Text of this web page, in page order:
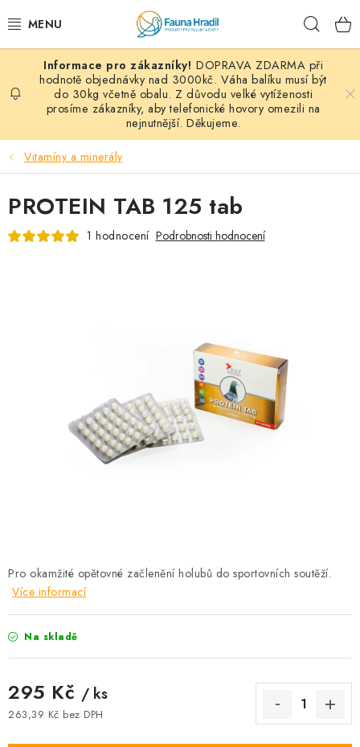
na
PAPOUŠCI A EXOTI
ZRNINY A OBILOVINY
MDM KRMIVA
KONTAKT
PSI A KOČKY
VÝPRODEJ
ZNAČKY
Slevy Naše prodejna
Doprava a platba
Detail objednávky
Obchodní podmínky
Podmínky ochrany osobních údajů
Kontakt
DOPRAVA ZDARMA při
hodnotě objednávky nad 3000kč. Váha balíku musí být
do 30kg včetně obalu. Z důvodu velké vytíženosti
prosíme zákazníky, aby telefonické hovory omezili na
nejnutnější. Děkujeme.
Vitamíny a minerály
Pro okamžité opětovné začlenění holubů do sportovních soutěží.
Více informací
Na skladě
295 Kč / ks
263,39 Kč bez DPH
PROTEIN TAB 125 tab
1 hodnocení Podrobnosti hodnocení